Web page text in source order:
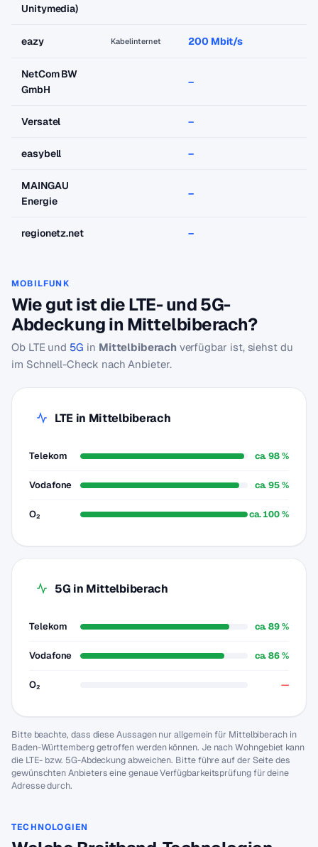
Unitymedia)
eazy Kabelinternet 200 Mbit/s
NetCom BW
GmbH
–
Versatel –
easybell –
MAINGAU
Energie
–
regionetz.net –
MOBILFUNK
Wie gut ist die LTE- und 5G-
Abdeckung in Mittelbiberach?
Ob LTE und 5G in Mittelbiberachverfügbar ist, siehst du
im Schnell-Check nach Anbieter.
LTE in Mittelbiberach
Telekom ca. 98 %
Vodafone ca. 95 %
O₂ ca. 100 %
5G in Mittelbiberach
Telekom ca. 89 %
Vodafone ca. 86 %
O₂ —
Bitte beachte, dass diese Aussagen nur allgemein für Mittelbiberach in
Baden-Württemberg getroffen werden können. Je nach Wohngebiet kann
die LTE- bzw. 5G-Abdeckung abweichen. Bitte führe auf der Seite des
gewünschten Anbieters eine genaue Verfügbarkeitsprüfung für deine
Adresse durch.
TECHNOLOGIEN